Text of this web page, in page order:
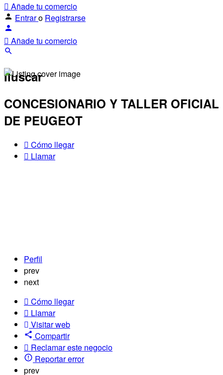
Añade tu comercio
Entraro Registrarse
Añade tu comercio
Iluscar
CONCESIONARIO Y TALLER OFICIAL
DE PEUGEOT
Cómo llegar
Llamar
Perfil
prev
next
Cómo llegar
Llamar
Visitar web
Compartir
Reclamar este negocio
Reportar error
prev